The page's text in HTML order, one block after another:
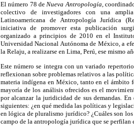
El número 78 deNueva Antropología,
colectivo de investigadores con una
Latinoamericana de Antropología Jurídica
iniciativa de promover esta publicación
organizado a principios de 2010 en el
Universidad Nacional Autónoma de México, a
la Relaju, a realizarse en Lima, Perú, ese mismo
Este número se integra con un variado
reflexionan sobre problemas relativos a las
materia indígena en México, tanto en el ámbito
mayoría de los análisis ofrecidos es el
por alcanzar la juridicidad de sus demandas. En
siguientes: ¿en qué medida las políticas y
en lógica de pluralismo jurídico? ¿Cuáles son
campo de la antropología jurídica que se